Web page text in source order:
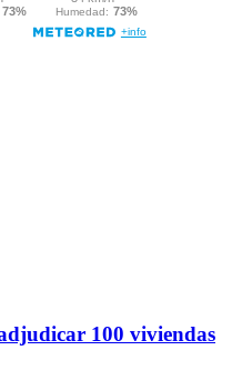
100 viviendas